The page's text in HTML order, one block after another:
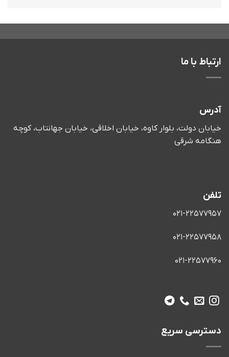
ارتباط با ما
آدرس
خیابان دولت، بلوار کاوه، خیابان اخلاقی، خیابان جهانتاب، کوچه
هنگامه شرقی
تلفن
021-22577957
021-22577958
021-22577960
دسترسی سریع